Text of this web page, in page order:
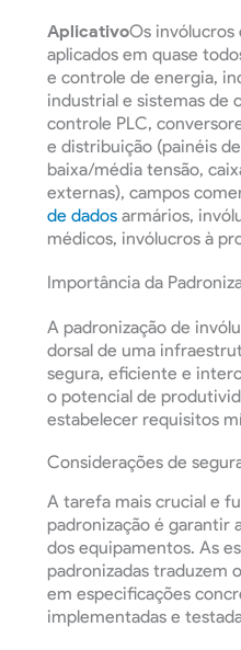
AplicativoOs
aplicados em quase
e controle de energia,
industrial e sistemas de
controle PLC,
e distribuição (painéis
baixa/média tensão,
externas), campos
de dados armários,
médicos, invólucros à
Importância da
A padronização de
dorsal de uma
segura, eficiente e
o potencial de
estabelecer requisitos
Considerações de
A tarefa mais crucial e
padronização é garantir
dos equipamentos. As
padronizadas traduzem
em especificações
implementadas e